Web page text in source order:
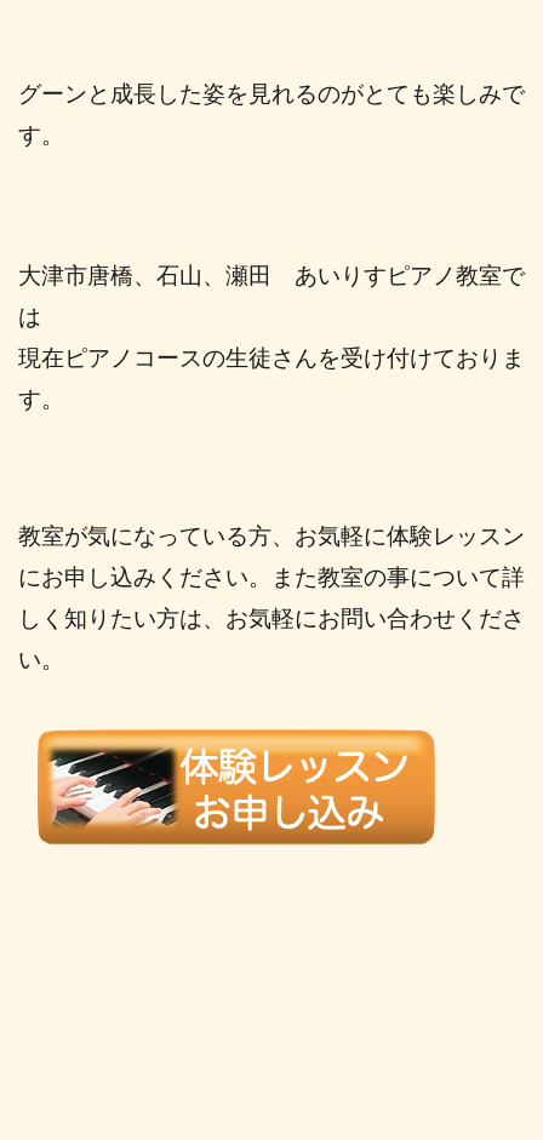
グーンと成長した姿を見れるのがとても楽しみで
す。
大津市唐橋、石山、瀬田 あいりすピアノ教室で
は
現在ピアノコースの生徒さんを受け付けておりま
す。
教室が気になっている方、お気軽に体験レッスン
にお申し込みください。また教室の事について詳
しく知りたい方は、お気軽にお問い合わせくださ
い。